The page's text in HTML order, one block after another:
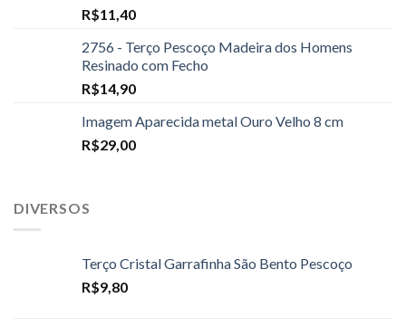
R$11,40
2756 - Terço Pescoço Madeira dos Homens
Resinado com Fecho
R$14,90
Imagem Aparecida metal Ouro Velho 8 cm
R$29,00
DIVERSOS
Terço Cristal Garrafinha São Bento Pescoço
R$9,80